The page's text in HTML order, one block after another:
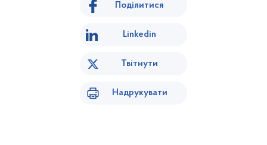
Поділитися
Linkedin
Твітнути
Надрукувати